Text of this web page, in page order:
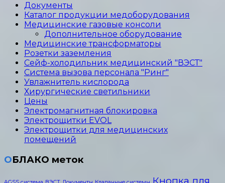
Документы
Каталог продукции медоборудования
Медицинские газовые консоли
Дополнительное оборудование
Медицинские трансформаторы
Розетки заземления
Сейф-холодильник медицинский "ВЭСТ"
Система вызова персонала "Ринг"
Увлажнитель кислорода
Хирургические светильники
Цены
Электромагнитная блокировка
Электрощитки EVOL
Электрощитки для медицинских
помещений
ОБЛАКО меток
Кнопка для